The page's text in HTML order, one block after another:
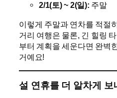
2/1(토) ~ 2(일): 주말
이렇게 주말과 연차를 적절
거리 여행은 물론, 긴 힐링
부터 계획을 세운다면 완벽
거예요!
설 연휴를 더 알차게 보